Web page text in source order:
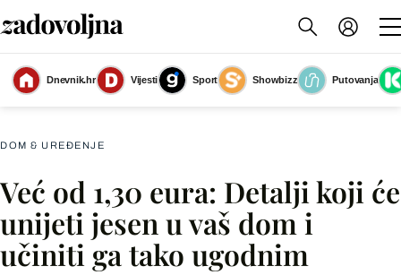
Dnevnik.hr Vijesti Sport Showbizz
Putovanja
Mnogi vole ukrasiti dom jesenskim detaljima
(Foto: Shutterstock)
DOM & UREĐENJE
Već od 1,30 eura: Detalji koji će
unijeti jesen u vaš dom i
učiniti ga tako ugodnim
Facebook
X